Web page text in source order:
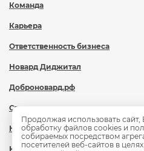
Команда
Карьера
Ответственность бизнеса
Новард Диджитал
Доброновард.рф
Статьи
Новости
Контакты
Продолжая использовать сайт,
обработку файлов cookies и
собираемых посредством
посетителей веб-сайтов в